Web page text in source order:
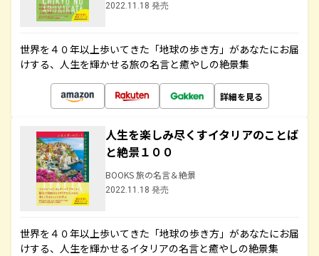
2022.11.18 発売
世界を４０年以上歩いてきた「地球の歩き方」があなたにお届
けする、人生を輝かせる旅の名言と癒やしの絶景集
詳細を見る
人生を楽しみ尽くすイタリアのことば
と絶景１００
BOOKS 旅の名言＆絶景
2022.11.18 発売
世界を４０年以上歩いてきた「地球の歩き方」があなたにお届
けする、人生を輝かせるイタリアの名言と癒やしの絶景集